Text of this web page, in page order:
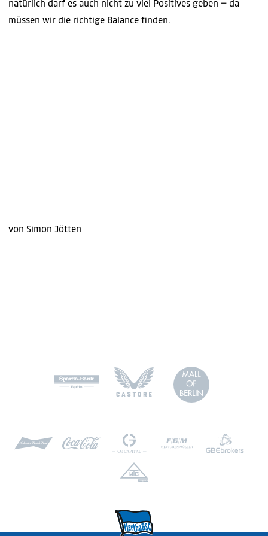
natürlich darf es auch nicht zu viel Positives geben – da
müssen wir die richtige Balance finden.
von Simon Jötten